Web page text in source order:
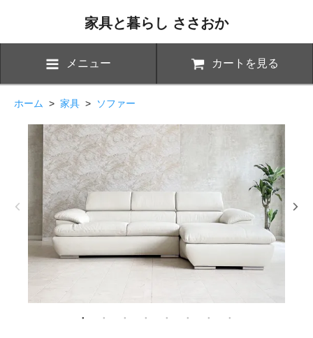
家具と暮らし ささおか
メニュー カートを見る
ホーム > 家具 > ソファー